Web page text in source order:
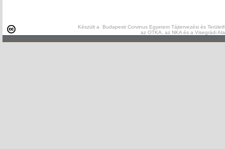
Készült a Budapesti Corvinus Egyetem Tájtervezési és
az OTKA, az NKA és a Visegrádi